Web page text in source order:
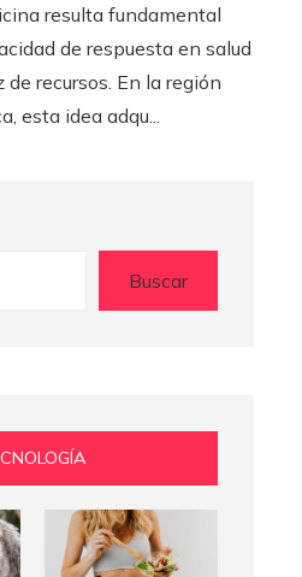
resulta fundamental
de respuesta en salud
recursos. En la región
esta idea adqu...
Buscar